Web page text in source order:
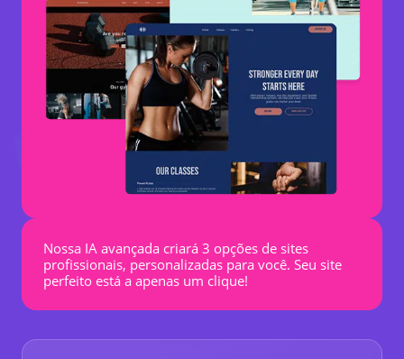
Nossa IA avançada criará 3 opções de sites
profissionais, personalizadas para você. Seu site
perfeito está a apenas um clique!